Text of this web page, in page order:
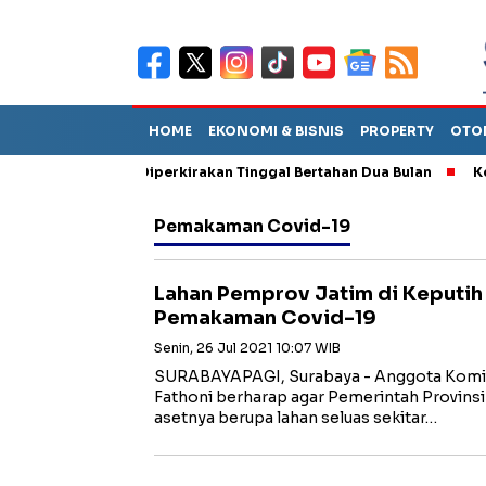
HOME EKONOMI & BISNIS PROPERTY
Sebut TPA Diperkirakan Tinggal Bertahan Dua Bulan
Pemakaman Covid-19
Lahan Pemprov Jatim di
Pemakaman Covid-19
Senin, 26 Jul 2021 10:07 WIB
SURABAYAPAGI, Surabaya - Anggota
Fathoni berharap agar Pemerintah
asetnya berupa lahan seluas sekitar…